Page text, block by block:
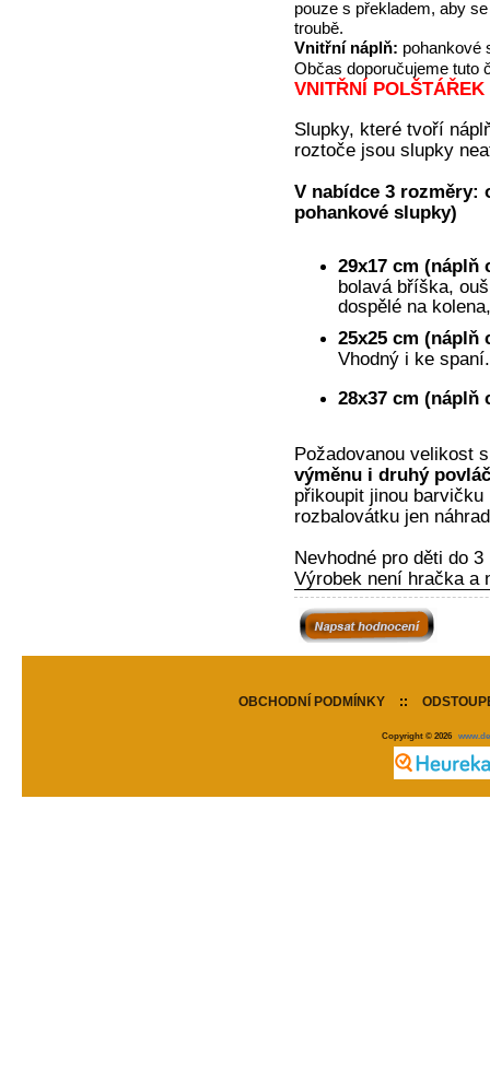
pouze s překladem, aby
troubě.
Vnitřní náplň: pohankové
Občas doporučujeme tuto
VNITŘNÍ
Slupky, které tvoří
roztoče jsou slupky
V nabídce 3 rozměry:
pohankové slupky)
29x17 cm (náplň
bolavá bříška,
dospělé na
25x25 cm (náplň
Vhodný i ke spaní.
28x37 cm (náplň
Požadovanou velikost
výměnu i druhý
přikoupit jinou
rozbalovátku jen
Nevhodné pro děti do
Výrobek není hračka a
OBCHODNÍ PODMÍNKY ::
Copyright © 2026